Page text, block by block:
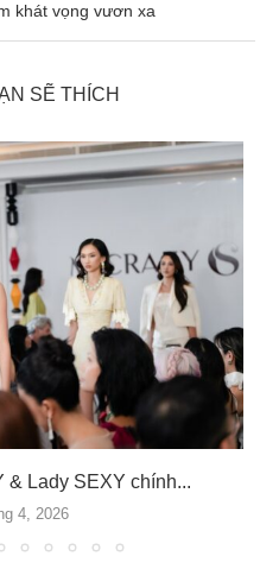
khát vọng vươn xa
SẼ THÍCH
& Lady SEXY chính...
4, 2026